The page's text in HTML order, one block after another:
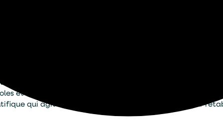
dans la restauration durable des bassins et plans
et les sites industriels dans la reconquête de milieux
qui agit au cœur des mécanismes naturels pour